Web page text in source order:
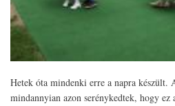
Hetek óta mindenki erre a napra
mindannyian azon serénykedtek, hogy ez